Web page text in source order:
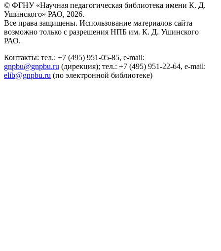
© ФГНУ «Научная педагогическая библиотека имени К. Д.
Ушинского» РАО, 2026.
Все права защищены. Использование материалов сайта
возможно только с разрешения НПБ им. К. Д. Ушинского
РАО.
Контакты: тел.: +7 (495) 951-05-85, e-mail:
gnpbu@gnpbu.ru (дирекция); тел.: +7 (495) 951-22-64, e-mail:
elib@gnpbu.ru (по электронной библиотеке)